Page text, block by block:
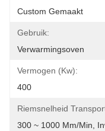
Custom Gemaakt
Gebruik:
Verwarmingsoven
Vermogen (kw):
400
Riemsnelheid
300 ~ 1000 Mm/min,